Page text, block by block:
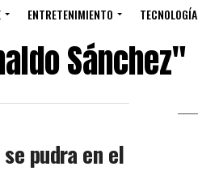
ENTRETENIMIENTO TECNOLOGÍA
Sánchez"
pudra en el